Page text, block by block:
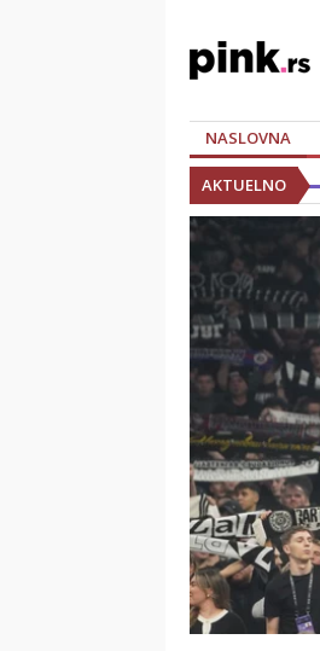
NASLOVNA
AKTUELNO